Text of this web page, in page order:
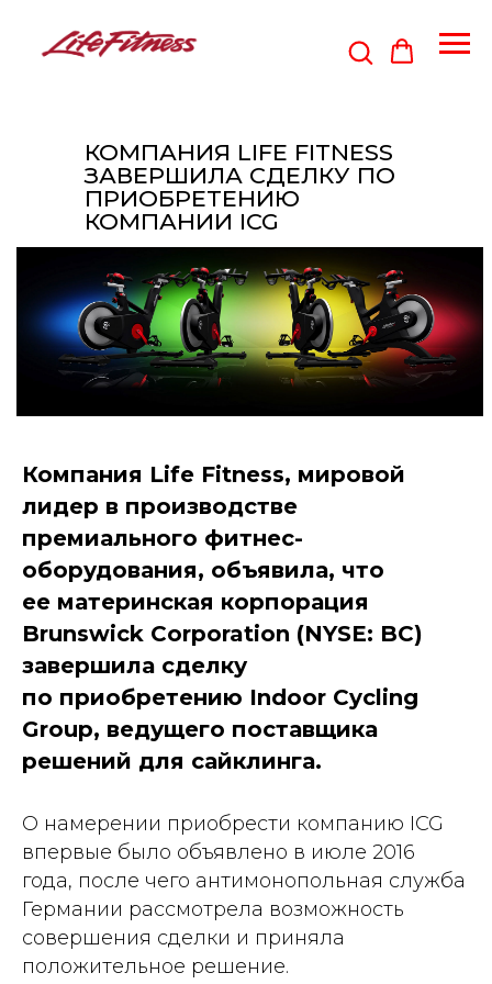
КОМПАНИЯ LIFE FITNESS
ЗАВЕРШИЛА СДЕЛКУ ПО
ПРИОБРЕТЕНИЮ
КОМПАНИИ ICG
Компания Life Fitness, мировой
лидер в производстве
премиального фитнес-
оборудования, объявила, что
ее материнская корпорация
Brunswick Corporation (NYSE: BC)
завершила сделку
по приобретению Indoor Cycling
Group, ведущего поставщика
решений для сайклинга.
О намерении приобрести компанию ICG
впервые было объявлено в июле 2016
года, после чего антимонопольная служба
Германии рассмотрела возможность
совершения сделки и приняла
положительное решение.